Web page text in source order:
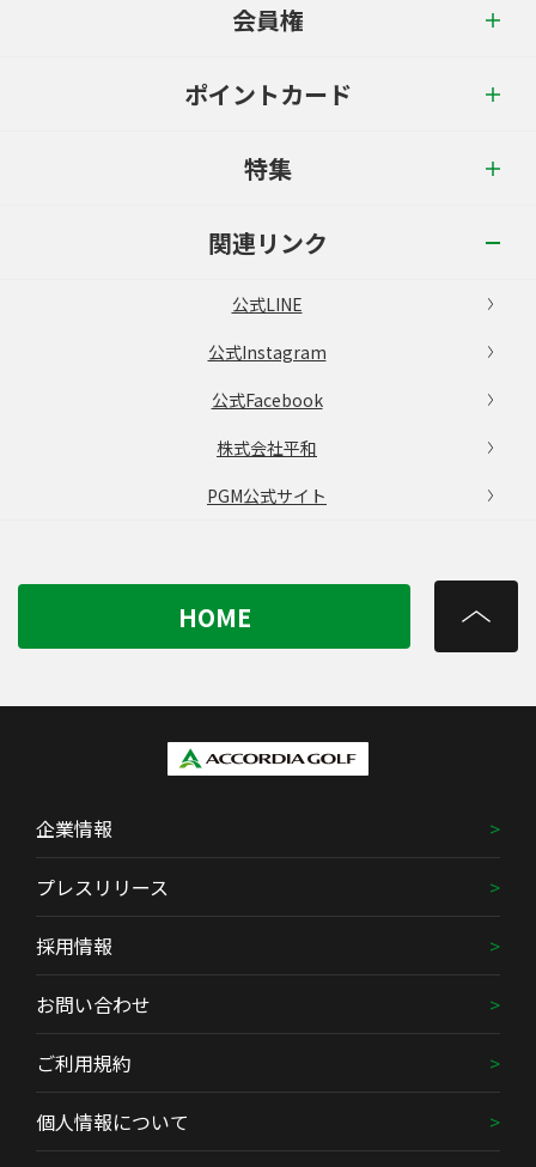
会員権
ポイントカード
特集
関連リンク
公式LINE
公式Instagram
公式Facebook
株式会社平和
PGM公式サイト
HOME
企業情報
プレスリリース
採用情報
お問い合わせ
ご利用規約
個人情報について